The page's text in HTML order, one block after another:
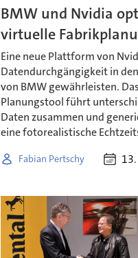
BMW und Nvidia
virtuelle
Eine neue Plattform von
Datendurchgängigkeit in
von BMW gewährleisten. Das
Planungstool führt
Daten zusammen und
eine fotorealistische
Fabian Pertschy